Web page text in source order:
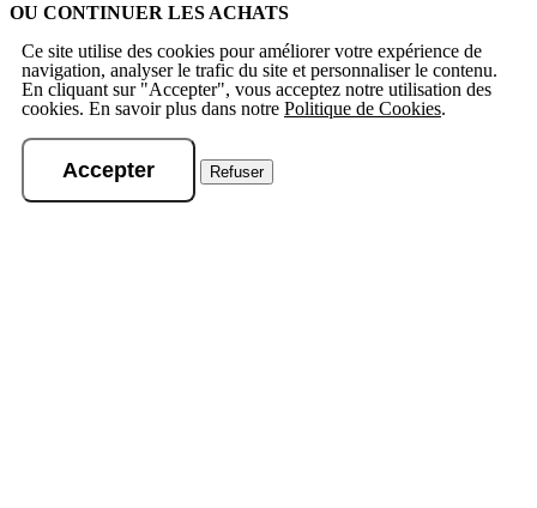
OU CONTINUER LES ACHATS
Ce site utilise des cookies pour améliorer votre expérience de
navigation, analyser le trafic du site et personnaliser le contenu.
En cliquant sur "Accepter", vous acceptez notre utilisation des
cookies. En savoir plus dans notre Politique de Cookies.
Accepter Refuser